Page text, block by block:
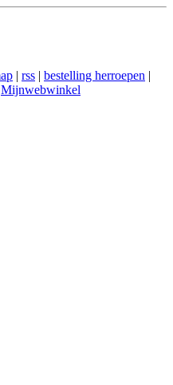
| rss | bestelling herroepen |
Mijnwebwinkel